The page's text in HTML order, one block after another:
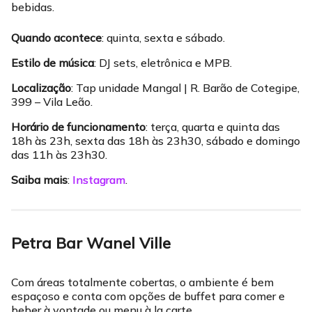
bebidas.
Quando acontece: quinta, sexta e sábado.
Estilo de música: DJ sets, eletrônica e MPB.
Localização: Tap unidade Mangal | R. Barão de Cotegipe,
399 – Vila Leão.
Horário de funcionamento: terça, quarta e quinta das
18h às 23h, sexta das 18h às 23h30, sábado e domingo
das 11h às 23h30.
Saiba mais: Instagram.
Petra Bar Wanel Ville
Com áreas totalmente cobertas, o ambiente é bem
espaçoso e conta com opções de buffet para comer e